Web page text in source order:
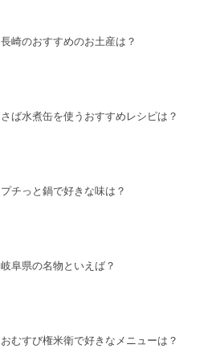
長崎のおすすめのお土産は？
さば水煮缶を使うおすすめレシピは？
プチっと鍋で好きな味は？
岐阜県の名物といえば？
おむすび権米衛で好きなメニューは？